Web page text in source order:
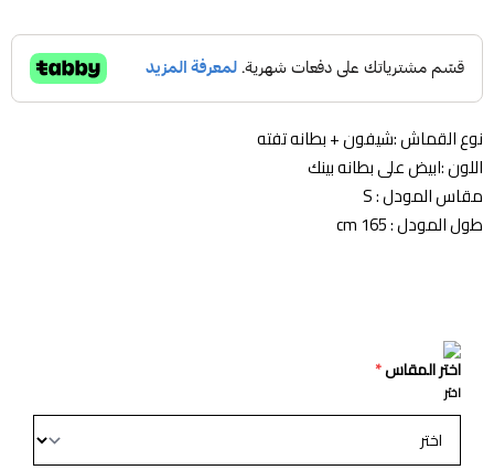
نوع القماش :شيفون + بطانه تفته
اللون :ابيض على بطانه بينك
مقاس المودل : S
طول المودل : 165 cm
اختر المقاس*
اختر